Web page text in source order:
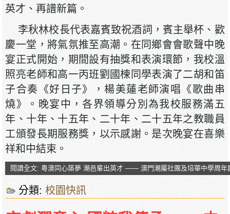
英才、再譜新篇。
李秋林校長代表嘉賓致祝酒詞，賓主舉杯、歡
慶一堂，將氣氛推至高潮。在同鄉會會歌聲中晚
宴正式開始，期間設有抽獎和表演環節，我校溫
照亮老師和高一丙班劉國楝同學表演了二胡和笛
子合奏《好日子》，楊美蓮老師演唱《歌曲串
燒》。晚宴中，各界領導分別為我校服務滿五
年、十年、十五年、二十年、二十五年之教職員
工頒發長期服務獎，以示感謝。是次晚宴在喜樂
祥和中結束。
閱讀全文: 粵澳同心築夢 潮邑輩出英才 —— 澳門潮屬社團及培華中學周年
分類:校園快訊